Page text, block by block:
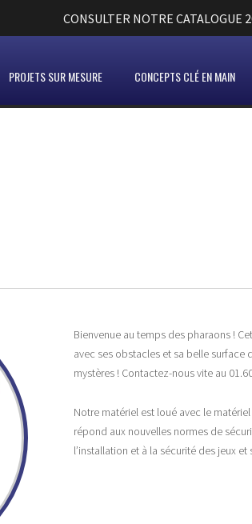
CONSULTER NOTRE CATALOGUE
PROJETS SUR MESURE CONCEPTS CLÉ EN MAIN
Bienvenue au temps des pharaons !
avec ses obstacles et sa belle surface
mystères ! Contactez-nous vite au
Notre matériel est loué avec le
répond aux nouvelles normes de
l’installation et à la sécurité des jeux